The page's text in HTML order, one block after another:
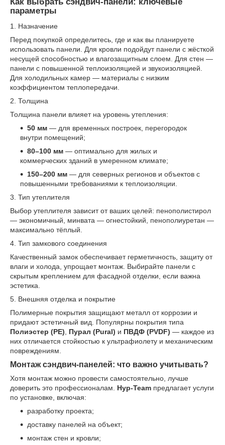
параметры
1. Назначение
Перед покупкой определитесь, где и как вы планируете
использовать панели. Для кровли подойдут панели с жёсткой
несущей способностью и влагозащитным слоем. Для стен —
панели с повышенной теплоизоляцией и звукоизоляцией.
Для холодильных камер — материалы с низким
коэффициентом теплопередачи.
2. Толщина
Толщина панели влияет на уровень утепления:
50 мм — для временных построек, перегородок
внутри помещений;
80–100 мм — оптимально для жилых и
коммерческих зданий в умеренном климате;
150–200 мм — для северных регионов и объектов с
повышенными требованиями к теплоизоляции.
3. Тип утеплителя
Выбор утеплителя зависит от ваших целей: пенополистирол
— экономичный, минвата — огнестойкий, пенополиуретан —
максимально тёплый.
4. Тип замкового соединения
Качественный замок обеспечивает герметичность, защиту от
влаги и холода, упрощает монтаж. Выбирайте панели с
скрытым креплением для фасадной отделки, если важна
эстетика.
5. Внешняя отделка и покрытие
Полимерные покрытия защищают металл от коррозии и
придают эстетичный вид. Популярны покрытия типа
Полиэстер (PE)
Пурал (Pural) и ПВДФ (PVDF) — каждое из
них отличается стойкостью к ультрафиолету и механическим
повреждениям.
Монтаж сэндвич-панелей: что важно учитывать?
Хотя монтаж можно провести самостоятельно, лучше
доверить это профессионалам. Нур-Team предлагает услуги
по установке, включая:
разработку проекта;
доставку панелей на объект;
монтаж стен и кровли;